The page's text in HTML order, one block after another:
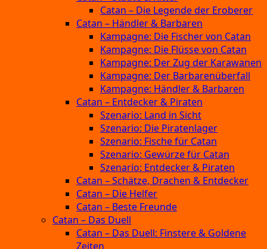
Catan – Die Legende der Eroberer
Catan – Händler & Barbaren
Kampagne: Die Fischer von Catan
Kampagne: Die Flüsse von Catan
Kampagne: Der Zug der Karawanen
Kampagne: Der Barbarenüberfall
Kampagne: Händler & Barbaren
Catan – Entdecker & Piraten
Szenario: Land in Sicht
Szenario: Die Piratenlager
Szenario: Fische für Catan
Szenario: Gewürze für Catan
Szenario: Entdecker & Piraten
Catan – Schätze, Drachen & Entdecker
Catan – Die Helfer
Catan – Beste Freunde
Catan – Das Duell
Catan – Das Duell: Finstere & Goldene
Zeiten